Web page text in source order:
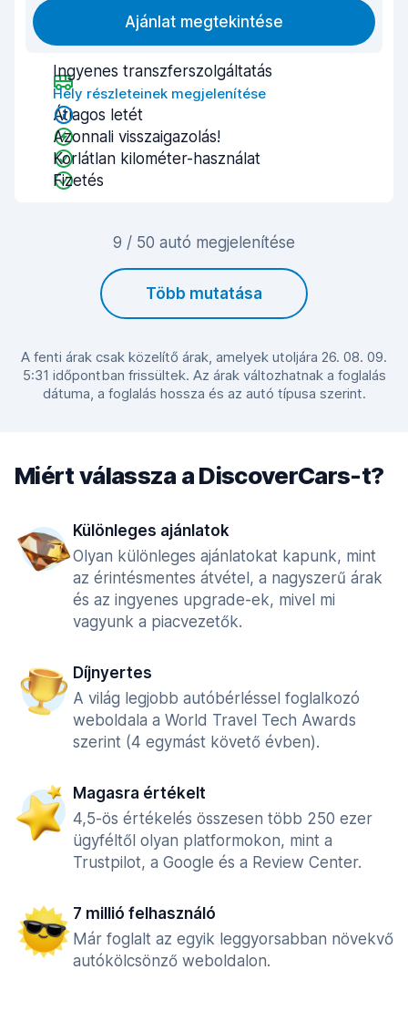
Ajánlat megtekintése
Ingyenes transzferszolgáltatás
Hely részleteinek megjelenítése
Átlagos letét
Azonnali visszaigazolás!
Korlátlan kilométer-használat
Fizetés
9 / 50 autó megjelenítése
Több mutatása
A fenti árak csak közelítő árak, amelyek utoljára 26. 08. 09.
5:31 időpontban frissültek. Az árak változhatnak a foglalás
dátuma, a foglalás hossza és az autó típusa szerint.
Miért válassza a DiscoverCars-t?
Különleges ajánlatok
Olyan különleges ajánlatokat kapunk, mint
az érintésmentes átvétel, a nagyszerű árak
és az ingyenes upgrade-ek, mivel mi
vagyunk a piacvezetők.
Díjnyertes
A világ legjobb autóbérléssel foglalkozó
weboldala a World Travel Tech Awards
szerint (4 egymást követő évben).
Magasra értékelt
4,5-ös értékelés összesen több 250 ezer
ügyféltől olyan platformokon, mint a
Trustpilot, a Google és a Review Center.
7 millió felhasználó
Már foglalt az egyik leggyorsabban növekvő
autókölcsönző weboldalon.